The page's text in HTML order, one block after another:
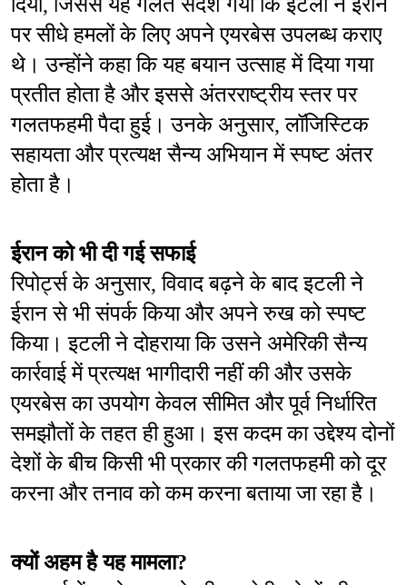
दिया, जिससे यह गलत संदेश गया कि इटली ने ईरान
पर सीधे हमलों के लिए अपने एयरबेस उपलब्ध कराए
थे। उन्होंने कहा कि यह बयान उत्साह में दिया गया
प्रतीत होता है और इससे अंतरराष्ट्रीय स्तर पर
गलतफहमी पैदा हुई। उनके अनुसार, लॉजिस्टिक
सहायता और प्रत्यक्ष सैन्य अभियान में स्पष्ट अंतर
होता है।
ईरान को भी दी गई सफाई
रिपोर्ट्स के अनुसार, विवाद बढ़ने के बाद इटली ने
ईरान से भी संपर्क किया और अपने रुख को स्पष्ट
किया। इटली ने दोहराया कि उसने अमेरिकी सैन्य
कार्रवाई में प्रत्यक्ष भागीदारी नहीं की और उसके
एयरबेस का उपयोग केवल सीमित और पूर्व निर्धारित
समझौतों के तहत ही हुआ। इस कदम का उद्देश्य दोनों
देशों के बीच किसी भी प्रकार की गलतफहमी को दूर
करना और तनाव को कम करना बताया जा रहा है।
क्यों अहम है यह मामला?